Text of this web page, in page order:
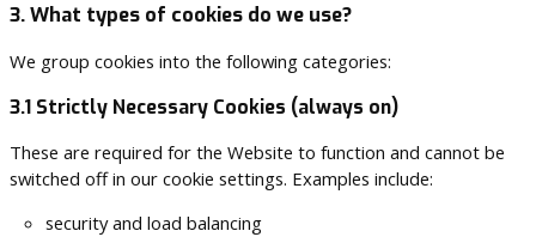
3. What types of cookies do we use?
We group cookies into the following categories:
3.1 Strictly Necessary Cookies (always on)
These are required for the Website to function and cannot be
switched off in our cookie settings. Examples include:
security and load balancing